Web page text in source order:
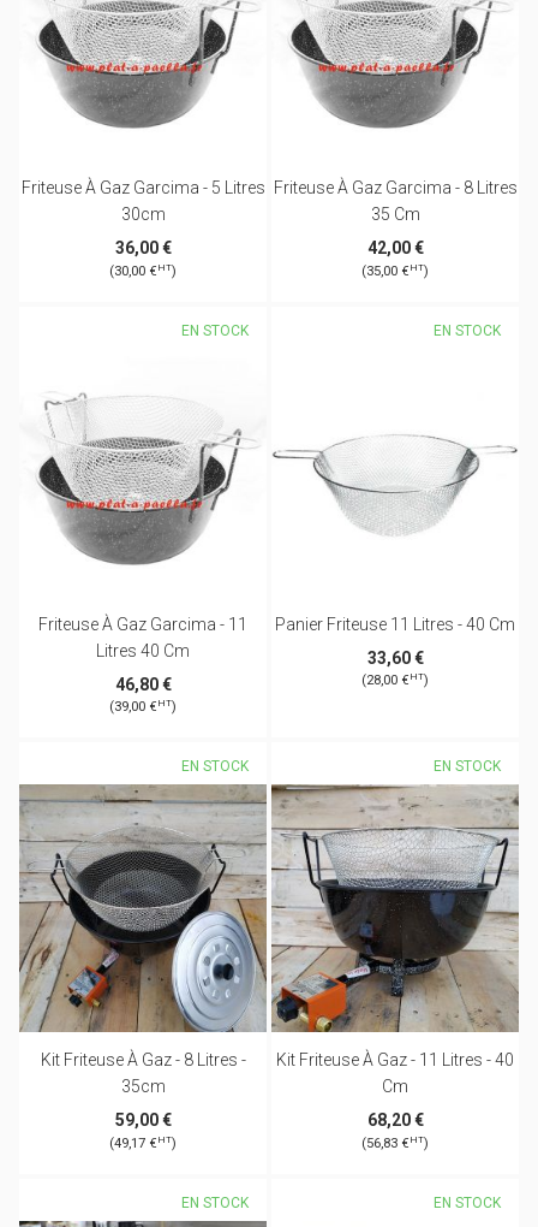
Friteuse À Gaz Garcima - 5 Litres
30cm
36,00 €
(30,00 €HT)
Friteuse À Gaz Garcima - 8 Litres
35 Cm
42,00 €
(35,00 €HT)
Friteuse À Gaz Garcima - 11
Litres 40 Cm
EN STOCK
46,80 €
(39,00 €HT)
Panier Friteuse 11 Litres - 40 Cm
EN STOCK
33,60 €
(28,00 €HT)
Kit Friteuse À Gaz - 8 Litres -
35cm
EN STOCK
59,00 €
(49,17 €HT)
Kit Friteuse À Gaz - 11 Litres - 40
Cm
EN STOCK
68,20 €
(56,83 €HT)
EN STOCK EN STOCK